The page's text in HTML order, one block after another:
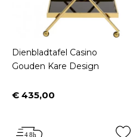
Dienbladtafel Casino
Gouden Kare Design
Prijs
€ 435,00